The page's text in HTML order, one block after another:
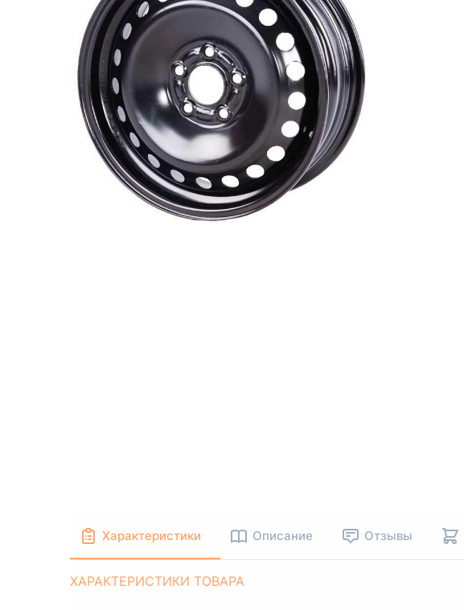
Характеристики Описание Отзывы
ХАРАКТЕРИСТИКИ ТОВАРА